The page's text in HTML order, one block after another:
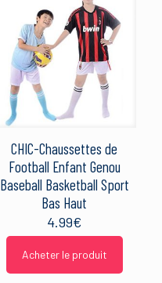
CHIC-Chaussettes de
Football Enfant Genou
Baseball Basketball Sport
Bas Haut
4.99€
Acheter le produit